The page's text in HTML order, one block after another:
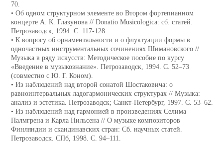
70.
• Об одном структурном элементе во Втором фортепианном
концерте А. К. Глазунова // Donatio Musicologica: сб. статей.
Петрозаводск, 1994. С. 117-128.
• К вопросу об орнаментальности и о флуктуации формы в
одночастных инструментальных сочинениях Шимановского //
Музыка в ряду искусств: Методическое пособие по курсу
«Введение в музыкознание». Петрозаводск, 1994. С. 52–73
(совместно с Ю. Г. Коном).
• Из наблюдений над второй сонатой Шостаковича: о
равноинтервальных ладогармонических структурах // Музыка:
анализ и эстетика. Петрозаводск; Санкт-Петербург, 1997. С. 53–62.
• Из наблюдений над гармонией в произведениях Селима
Палмгрена и Карла Нильсена // О музыке композиторов
Финляндии и скандинавских стран: Сб. научных статей.
Петрозаводск. СПб, 1998. С. 94–111.